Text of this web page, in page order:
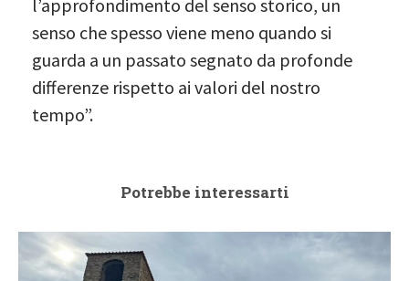
l’approfondimento del senso storico, un
senso che spesso viene meno quando si
guarda a un passato segnato da profonde
differenze rispetto ai valori del nostro
tempo”.
Potrebbe interessarti